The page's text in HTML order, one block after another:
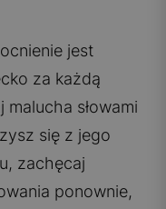
jest
za każdą
słowami
się z jego
zachęcaj
ponownie,